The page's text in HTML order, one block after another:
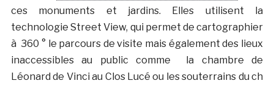
ces monuments et jardins. Elles utilisent la
technologie Street View, qui permet de cartographier
à 360 ° le parcours de visite mais également des lieux
inaccessibles au public comme la chambre de
Léonard de Vinci au Clos Lucé ou les souterrains du ch